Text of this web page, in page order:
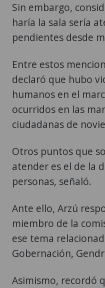
Sin embargo,
haría la sala sería
pendientes desde
Entre estos
declaró que hubo
humanos en el
ocurridos en las
ciudadanas de
Otros puntos que
atender es el de la
personas, señaló.
Ante ello, Arzú
miembro de la
ese tema
Gobernación,
Asimismo, recordó